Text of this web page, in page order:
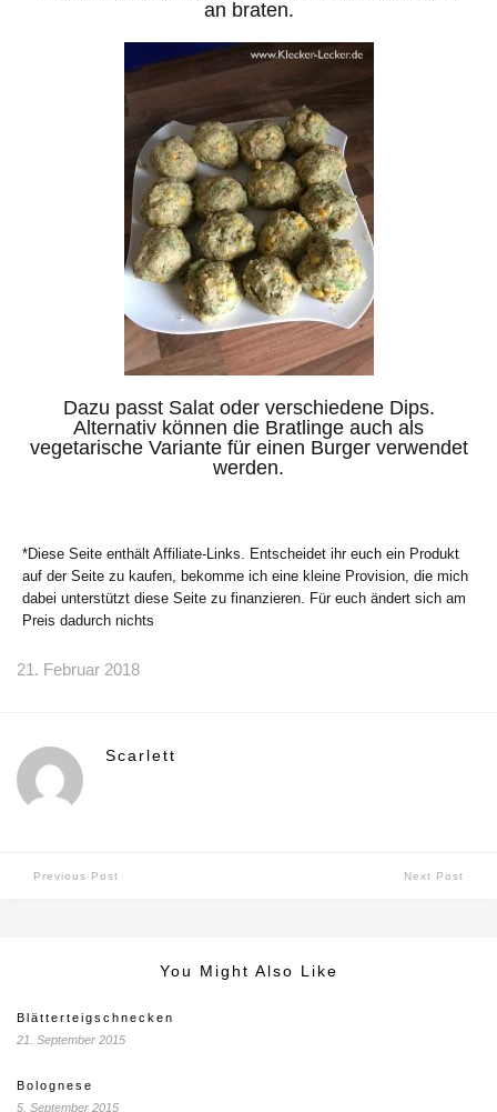
an braten.
Dazu passt Salat oder verschiedene Dips.
Alternativ können die Bratlinge auch als
vegetarische Variante für einen Burger verwendet
werden.
*Diese Seite enthält Affiliate-Links. Entscheidet ihr euch ein Produkt
auf der Seite zu kaufen, bekomme ich eine kleine Provision, die mich
dabei unterstützt diese Seite zu finanzieren. Für euch ändert sich am
Preis dadurch nichts
21. Februar 2018
Scarlett
Previous Post Next Post
You Might Also Like
Blätterteigschnecken
21. September 2015
Bolognese
5. September 2015